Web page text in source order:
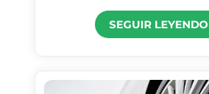
SEGUIR LEYENDO